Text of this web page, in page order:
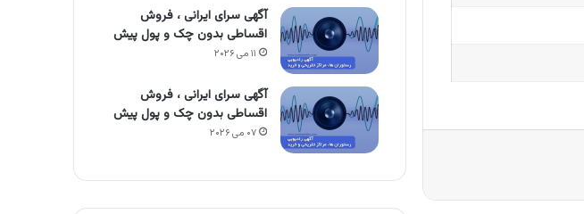
آگهی سرای ایرانی ، فروش
اقساطی بدون چک و پول پیش
۱۱ می ۲۰۲۶
آگهی سرای ایرانی ، فروش
اقساطی بدون چک و پول پیش
۰۷ می ۲۰۲۶